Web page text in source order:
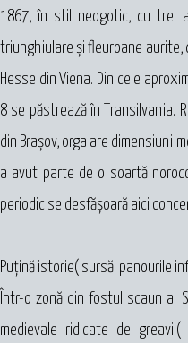
1867, în stil neogotic, cu trei
triunghiulare şi fleuroane aurite,
Hesse din Viena. Din cele
8 se păstrează în Transilvania.
din Braşov, orga are dimensiuni
a avut parte de o soartă
periodic se desfăşoară aici
Puţină istorie( sursă: panourile
Într-o zonă din fostul scaun al
medievale ridicate de